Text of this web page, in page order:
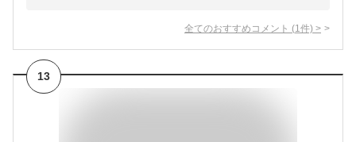
全てのおすすめコメント (1 件) >
13